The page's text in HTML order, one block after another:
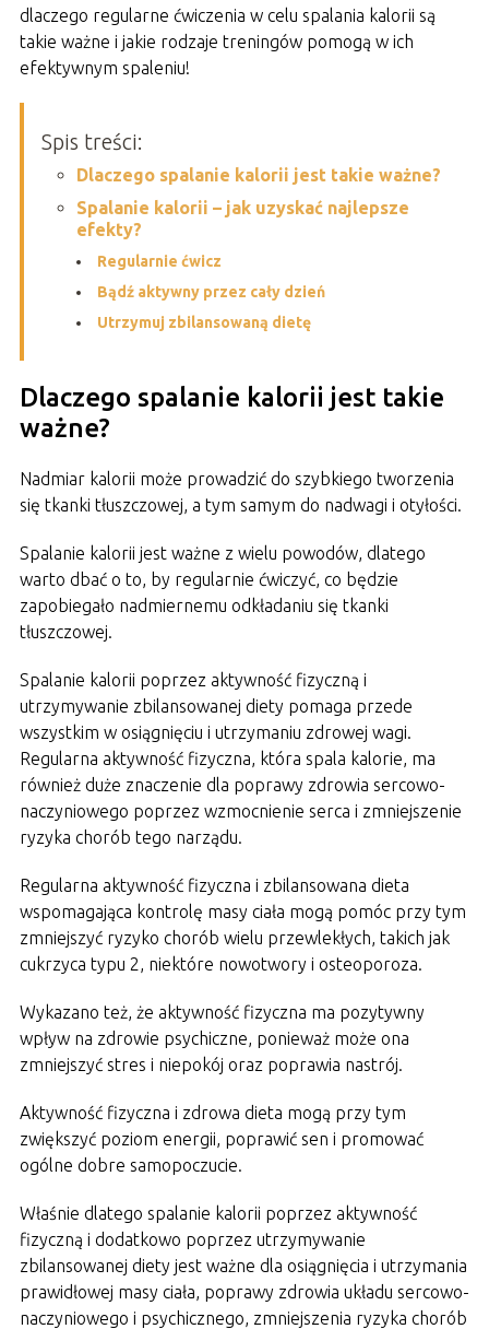
dlaczego regularne ćwiczenia w celu spalania kalorii są
takie ważne i jakie rodzaje treningów pomogą w ich
efektywnym spaleniu!
Spis treści:
Dlaczego spalanie kalorii jest takie ważne?
Spalanie kalorii – jak uzyskać najlepsze
efekty?
Regularnie ćwicz
Bądź aktywny przez cały dzień
Utrzymuj zbilansowaną dietę
Dlaczego spalanie kalorii jest takie
ważne?
Nadmiar kalorii może prowadzić do szybkiego tworzenia
się tkanki tłuszczowej, a tym samym do nadwagi i otyłości.
Spalanie kalorii jest ważne z wielu powodów, dlatego
warto dbać o to, by regularnie ćwiczyć, co będzie
zapobiegało nadmiernemu odkładaniu się tkanki
tłuszczowej.
Spalanie kalorii poprzez aktywność fizyczną i
utrzymywanie zbilansowanej diety pomaga przede
wszystkim w osiągnięciu i utrzymaniu zdrowej wagi.
Regularna aktywność fizyczna, która spala kalorie, ma
również duże znaczenie dla poprawy zdrowia sercowo-
naczyniowego poprzez wzmocnienie serca i zmniejszenie
ryzyka chorób tego narządu.
Regularna aktywność fizyczna i zbilansowana dieta
wspomagająca kontrolę masy ciała mogą pomóc przy tym
zmniejszyć ryzyko chorób wielu przewlekłych, takich jak
cukrzyca typu 2, niektóre nowotwory i osteoporoza.
Wykazano też, że aktywność fizyczna ma pozytywny
wpływ na zdrowie psychiczne, ponieważ może ona
zmniejszyć stres i niepokój oraz poprawia nastrój.
Aktywność fizyczna i zdrowa dieta mogą przy tym
zwiększyć poziom energii, poprawić sen i promować
ogólne dobre samopoczucie.
Właśnie dlatego spalanie kalorii poprzez aktywność
fizyczną i dodatkowo poprzez utrzymywanie
zbilansowanej diety jest ważne dla osiągnięcia i utrzymania
prawidłowej masy ciała, poprawy zdrowia układu sercowo-
naczyniowego i psychicznego, zmniejszenia ryzyka chorób